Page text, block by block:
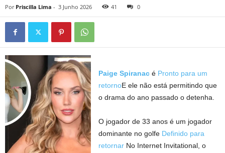
Por Priscilla Lima - 3 Junho 2026 41 0
Paige Spiranac é Pronto para um
retornoE ele não está permitindo que
o drama do ano passado o detenha.
O jogador de 33 anos é um jogador
dominante no golfe Definido para
retornar No Internet Invitational, o